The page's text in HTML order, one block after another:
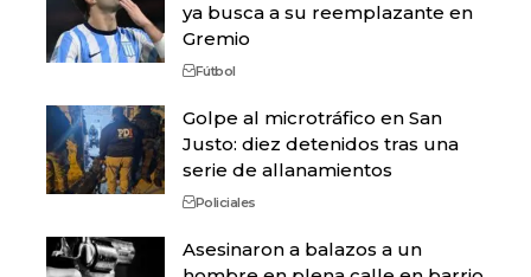
ya busca a su reemplazante en
Gremio
Fútbol
Golpe al microtráfico en San
Justo: diez detenidos tras una
serie de allanamientos
Policiales
Asesinaron a balazos a un